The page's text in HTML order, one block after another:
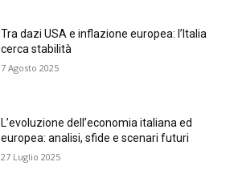
Tra dazi USA e inflazione europea: l’Italia
cerca stabilità
7 Agosto 2025
L’evoluzione dell’economia italiana ed
europea: analisi, sfide e scenari futuri
27 Luglio 2025